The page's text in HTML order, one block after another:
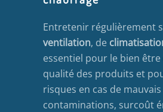
Entretenir régulièrement
ventilation, de
essentiel pour le bien
qualité des produits et
risques en cas de
contaminations, surcoût